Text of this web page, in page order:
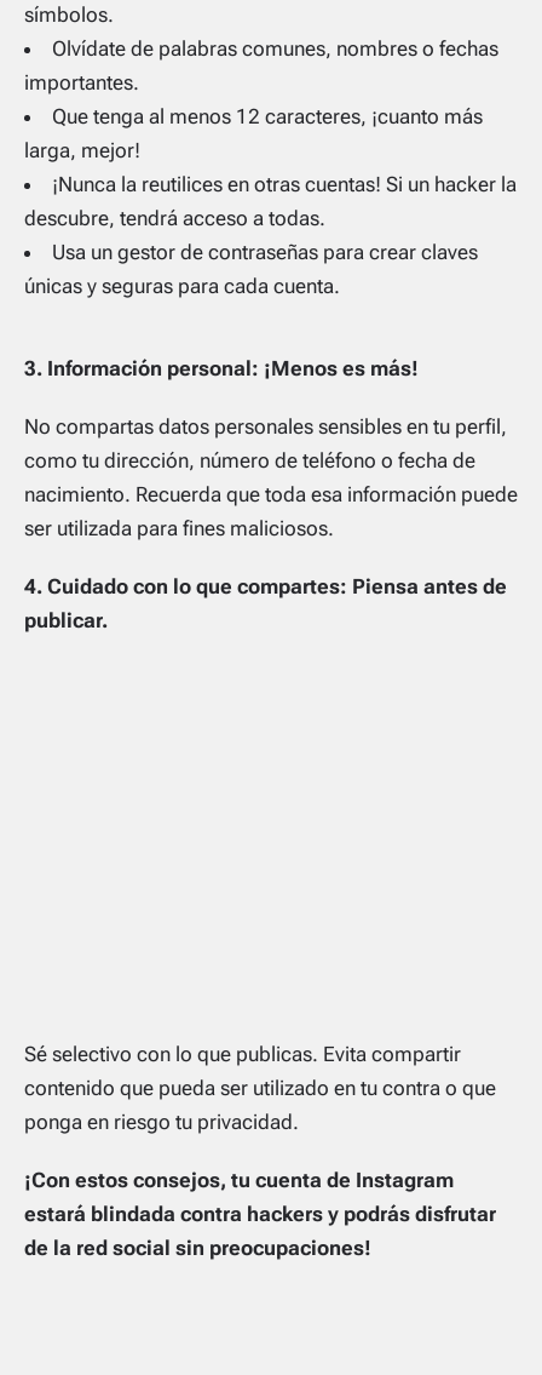
símbolos.
Olvídate de palabras comunes, nombres o fechas
importantes.
Que tenga al menos 12 caracteres, ¡cuanto más
larga, mejor!
¡Nunca la reutilices en otras cuentas! Si un hacker la
descubre, tendrá acceso a todas.
Usa un gestor de contraseñas para crear claves
únicas y seguras para cada cuenta.
3. Información personal: ¡Menos es más!
No compartas datos personales sensibles en tu perfil,
como tu dirección, número de teléfono o fecha de
nacimiento. Recuerda que toda esa información puede
ser utilizada para fines maliciosos.
4. Cuidado con lo que compartes: Piensa antes de
publicar.
Sé selectivo con lo que publicas. Evita compartir
contenido que pueda ser utilizado en tu contra o que
ponga en riesgo tu privacidad.
¡Con estos consejos, tu cuenta de Instagram
estará blindada contra hackers y podrás disfrutar
de la red social sin preocupaciones!